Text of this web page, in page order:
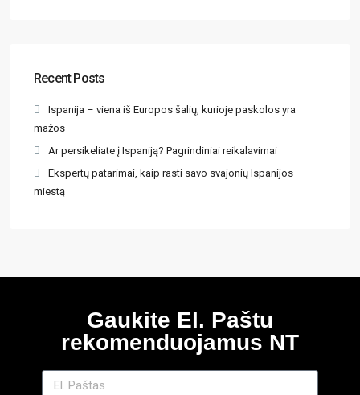
Recent Posts
Ispanija – viena iš Europos šalių, kurioje paskolos yra
mažos
Ar persikeliate į Ispaniją? Pagrindiniai reikalavimai
Ekspertų patarimai, kaip rasti savo svajonių Ispanijos
miestą
Gaukite El. Paštu
rekomenduojamus NT